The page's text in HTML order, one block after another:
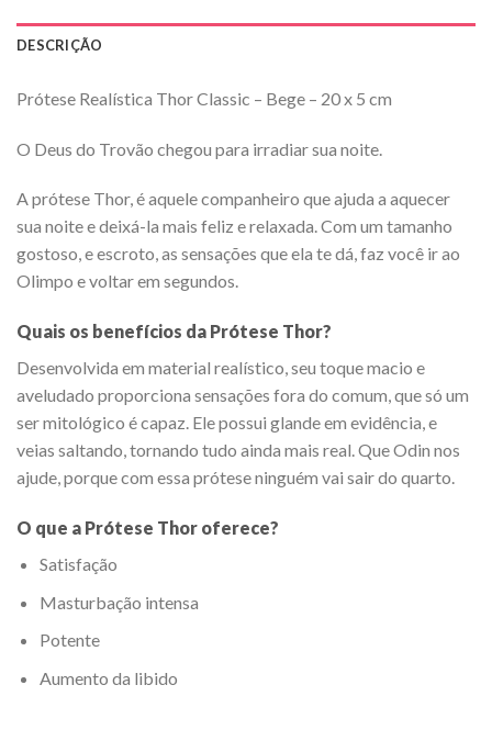
DESCRIÇÃO
Prótese Realística Thor Classic – Bege – 20 x 5 cm
O Deus do Trovão chegou para irradiar sua noite.
A prótese Thor, é aquele companheiro que ajuda a aquecer
sua noite e deixá-la mais feliz e relaxada. Com um tamanho
gostoso, e escroto, as sensações que ela te dá, faz você ir ao
Olimpo e voltar em segundos.
Quais os benefícios da Prótese Thor?
Desenvolvida em material realístico, seu toque macio e
aveludado proporciona sensações fora do comum, que só um
ser mitológico é capaz. Ele possui glande em evidência, e
veias saltando, tornando tudo ainda mais real. Que Odin nos
ajude, porque com essa prótese ninguém vai sair do quarto.
O que a Prótese Thor oferece?
Satisfação
Masturbação intensa
Potente
Aumento da libido